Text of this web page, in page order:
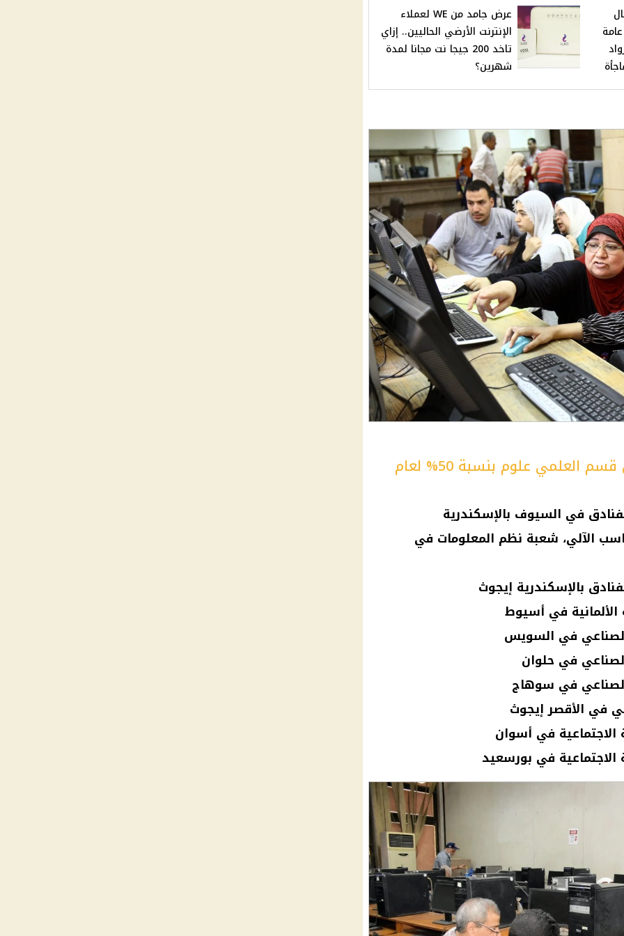
عرض جامد من WE لعملاء
الإنترنت الأرضي الحاليين.. إزاي
تاخد 200 جيجا نت مجانا لمدة
شهرين؟
الكليات التي تقبل الطلاب من قسم العلمي علوم بنسبة 50% لعام
في السيوف بالإسكندرية
الآلي، شعبة نظم المعلومات في
بالإسكندرية إيجوث
الألمانية في أسيوط
الصناعي في السويس
في حلوان
الصناعي في سوهاج
في الأقصر إيجوث
الاجتماعية في أسوان
الاجتماعية في بورسعيد